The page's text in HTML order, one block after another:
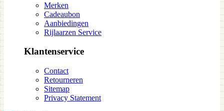
Merken
Cadeaubon
Aanbiedingen
Rijlaarzen Service
Klantenservice
Contact
Retourneren
Sitemap
Privacy Statement